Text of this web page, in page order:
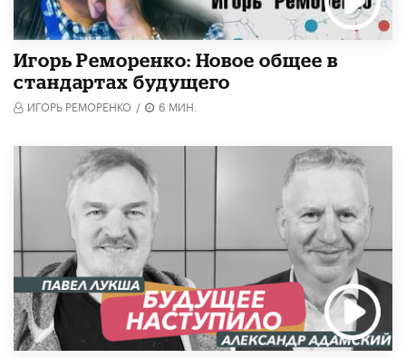
Игорь Реморенко: Новое общее в
стандартах будущего
ИГОРЬ РЕМОРЕНКО / 6 МИН.